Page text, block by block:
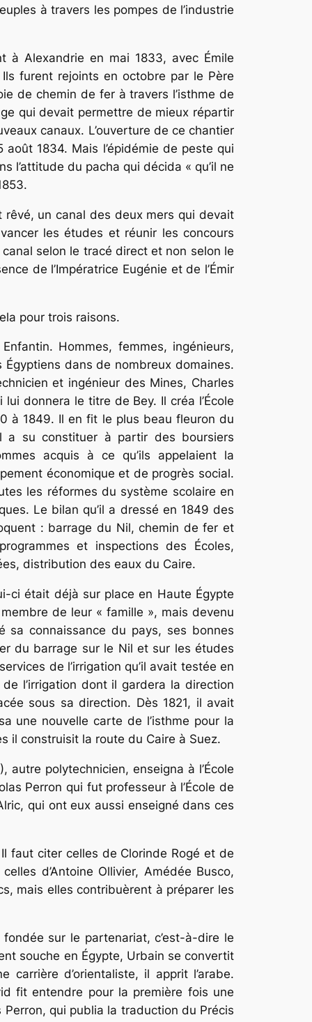
à travers les pompes de l’industrie
à Alexandrie en mai 1833, avec Émile
furent rejoints en octobre par le Père
de chemin de fer à travers l’isthme de
qui devait permettre de mieux répartir
canaux. L’ouverture de ce chantier
1834. Mais l’épidémie de peste qui
l’attitude du pacha qui décida « qu’il ne
rêvé, un canal des deux mers qui devait
les études et réunir les concours
selon le tracé direct et non selon le
de l’Impératrice Eugénie et de l’Émir
pour trois raisons.
Hommes, femmes, ingénieurs,
dans de nombreux domaines.
et ingénieur des Mines, Charles
donnera le titre de Bey. Il créa l’École
à 1849. Il en fit le plus beau fleuron du
a su constituer à partir des boursiers
acquis à ce qu’ils appelaient la
économique et de progrès social.
les réformes du système scolaire en
Le bilan qu’il a dressé en 1849 des
: barrage du Nil, chemin de fer et
et inspections des Écoles,
distribution des eaux du Caire.
ci était déjà sur place en Haute Égypte
de leur « famille », mais devenu
connaissance du pays, ses bonnes
du barrage sur le Nil et sur les études
de l’irrigation qu’il avait testée en
l’irrigation dont il gardera la direction
sous sa direction. Dès 1821, il avait
une nouvelle carte de l’isthme pour la
il construisit la route du Caire à Suez.
polytechnicien, enseigna à l’École
Perron qui fut professeur à l’École de
qui ont eux aussi enseigné dans ces
faut citer celles de Clorinde Rogé et de
d’Antoine Ollivier, Amédée Busco,
mais elles contribuèrent à préparer les
sur le partenariat, c’est-à-dire le
souche en Égypte, Urbain se convertit
d’orientaliste, il apprit l’arabe.
fit entendre pour la première fois une
Perron, qui publia la traduction du Précis